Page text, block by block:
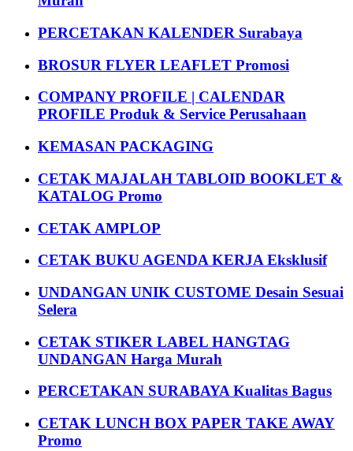
PERCETAKAN KALENDER Surabaya
BROSUR FLYER LEAFLET Promosi
COMPANY PROFILE | CALENDAR
PROFILE Produk & Service Perusahaan
KEMASAN PACKAGING
CETAK MAJALAH TABLOID BOOKLET &
KATALOG Promo
CETAK AMPLOP
CETAK BUKU AGENDA KERJA Eksklusif
UNDANGAN UNIK CUSTOME Desain Sesuai
Selera
CETAK STIKER LABEL HANGTAG
UNDANGAN Harga Murah
PERCETAKAN SURABAYA Kualitas Bagus
CETAK LUNCH BOX PAPER TAKE AWAY
Promo